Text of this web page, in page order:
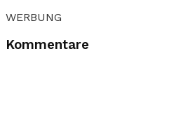
WERBUNG
Kommentare